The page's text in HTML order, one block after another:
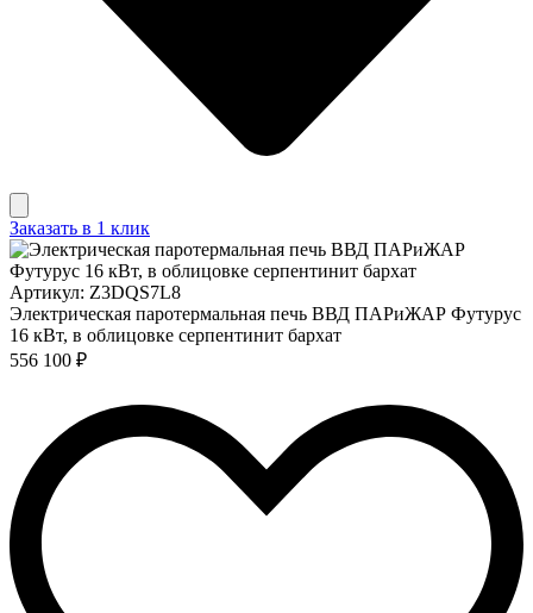
Заказать в 1 клик
Артикул: Z3DQS7L8
Электрическая паротермальная печь ВВД ПАРиЖАР Футурус
16 кВт, в облицовке серпентинит бархат
556 100 ₽